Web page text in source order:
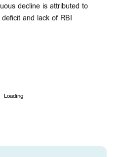
decline is attributed to
and lack of RBI